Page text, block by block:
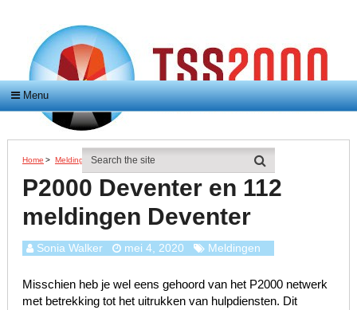
Menu
Home > Meldingen > P2000 Deventer En 112 Meldingen Deventer
P2000 Deventer en 112
meldingen Deventer
Sonia Walker mei 4, 2020 Meldingen
Misschien heb je wel eens gehoord van het P2000 netwerk
met betrekking tot het uitrukken van hulpdiensten. Dit